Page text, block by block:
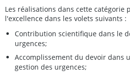
Les réalisations dans cette catégorie
l'excellence dans les volets suivants :
Contribution scientifique dans le
urgences;
Accomplissement du devoir dans
gestion des urgences;